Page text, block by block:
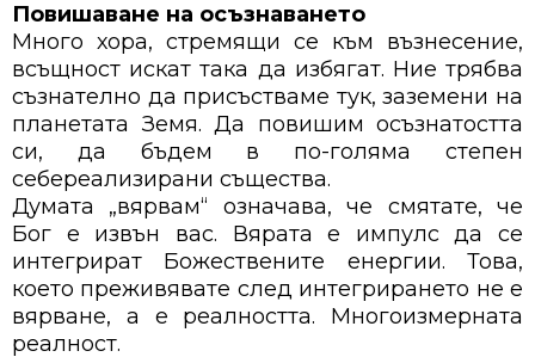
Повишаване на осъзнаването
Много хора, стремящи се към възнесение,
всъщност искат така да избягат. Ние трябва
съзнателно да присъстваме тук, заземени на
планетата Земя. Да повишим осъзнатостта
си, да бъдем в по-голяма степен
себереализирани същества.
Думата „вярвам“ означава, че смятате, че
Бог е извън вас. Вярата е импулс да се
интегрират Божествените енергии. Това,
което преживявате след интегрирането не е
вярване, а е реалността. Многоизмерната
реалност.